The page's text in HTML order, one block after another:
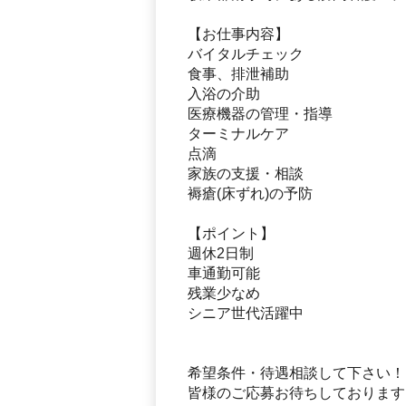
【お仕事内容】
バイタルチェック
食事、排泄補助
入浴の介助
医療機器の管理・指導
ターミナルケア
点滴
家族の支援・相談
褥瘡(床ずれ)の予防
【ポイント】
週休2日制
車通勤可能
残業少なめ
シニア世代活躍中
希望条件・待遇相談して下さい！
皆様のご応募お待ちしておりま